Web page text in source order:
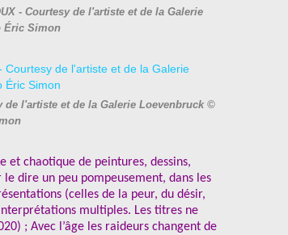
- Courtesy de l'artiste et de la Galerie
Éric Simon
de l'artiste et de la Galerie Loevenbruck ©
et chaotique de peintures, dessins,
dire un peu pompeusement, dans les
(celles de la peur, du désir,
multiples. Les titres ne
; Avec l’âge les raideurs changent de